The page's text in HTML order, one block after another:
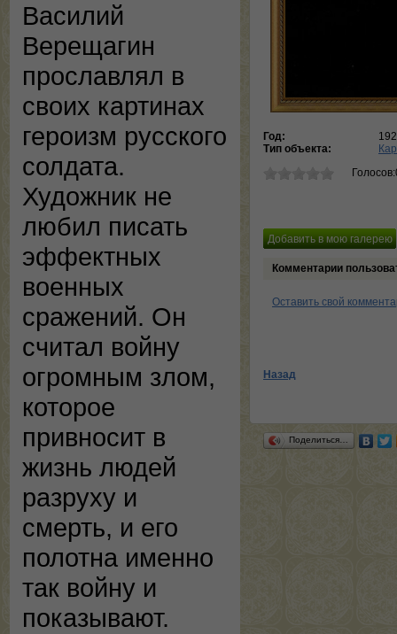
Василий
Верещагин
прославлял в
своих картинах
героизм русского
солдата.
Художник не
любил писать
эффектных
военных
сражений. Он
считал войну
огромным злом,
которое
привносит в
жизнь людей
разруху и
смерть, и его
полотна именно
так войну и
показывают.
Год:
Тип объекта:
Комментарии
Оставить свой
Назад
Поделиться…